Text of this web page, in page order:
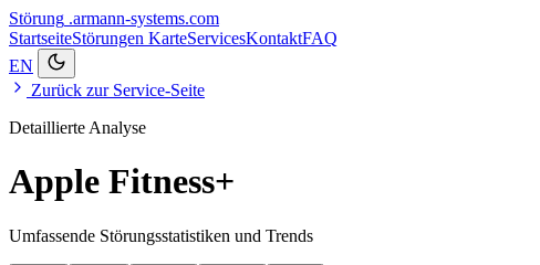
Störung .armann-systems.com
StartseiteStörungen KarteServicesKontaktFAQ
EN
Zurück zur Service-Seite
Detaillierte Analyse
Apple Fitness+
Umfassende Störungsstatistiken und Trends